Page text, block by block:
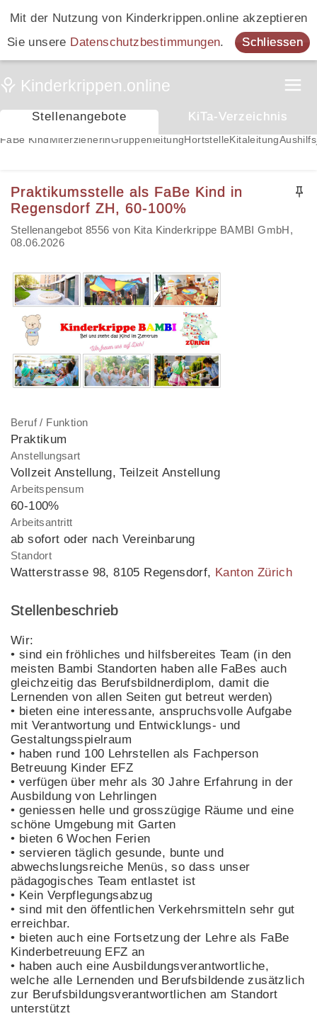
Mit der Nutzung von Kinderkrippen.online akzeptieren
Sie unsere Datenschutzbestimmungen. Schliessen
Stellenangebote KiTa-Verzeichnis
FaBe Kind MiterzieherinGruppenleitung Hortstelle Kitaleitung
Praktikumsstelle als FaBe Kind in
Regensdorf ZH, 60-100%
Stellenangebot 8556 von Kita Kinderkrippe BAMBI GmbH,
08.06.2026
Beruf / Funktion
Praktikum
Anstellungsart
Vollzeit Anstellung, Teilzeit Anstellung
Arbeitspensum
60-100%
Arbeitsantritt
ab sofort oder nach Vereinbarung
Standort
Watterstrasse 98,8105 Regensdorf, Kanton Zürich
Stellenbeschrieb
Wir:
• sind ein fröhliches und hilfsbereites Team (in den
meisten Bambi Standorten haben alle FaBes auch
gleichzeitig das Berufsbildnerdiplom, damit die
Lernenden von allen Seiten gut betreut werden)
• bieten eine interessante, anspruchsvolle Aufgabe
mit Verantwortung und Entwicklungs- und
Gestaltungsspielraum
• haben rund 100 Lehrstellen als Fachperson
Betreuung Kinder EFZ
• verfügen über mehr als 30 Jahre Erfahrung in der
Ausbildung von Lehrlingen
• geniessen helle und grosszügige Räume und eine
schöne Umgebung mit Garten
• bieten 6 Wochen Ferien
• servieren täglich gesunde, bunte und
abwechslungsreiche Menüs, so dass unser
pädagogisches Team entlastet ist
• Kein Verpflegungsabzug
• sind mit den öffentlichen Verkehrsmitteln sehr gut
erreichbar.
• bieten auch eine Fortsetzung der Lehre als FaBe
Kinderbetreuung EFZ an
• haben auch eine Ausbildungsverantwortliche,
welche alle Lernenden und Berufsbildende zusätzlich
zur Berufsbildungsverantwortlichen am Standort
unterstützt